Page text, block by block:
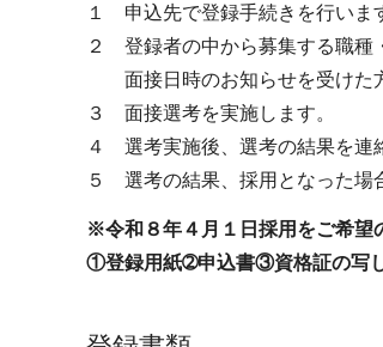
１ 申込先で登録手続きを行いま
２ 登録者の中から募集する職種
面接日時のお知らせを受けた方
３ 面接選考を実施します。
４ 選考実施後、選考の結果を連
５ 選考の結果、採用となった場
※令和８年４月１日採用をご希望
①登録用紙➁申込書③資格証の写